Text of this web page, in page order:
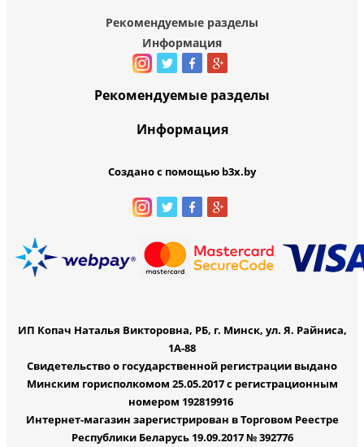
Рекомендуемые разделы
Информация
Рекомендуемые разделы
Информация
Создано с помощью b3x.by
ИП Копач Наталья Викторовна, РБ, г. Минск, ул. Я. Райниса,
1А-88
Свидетельство о государственной регистрации выдано
Минским горисполкомом 25.05.2017 с регистрационным
номером 192819916
Интернет-магазин зарегистрирован в Торговом Реестре
Республики Беларусь 19.09.2017 № 392776